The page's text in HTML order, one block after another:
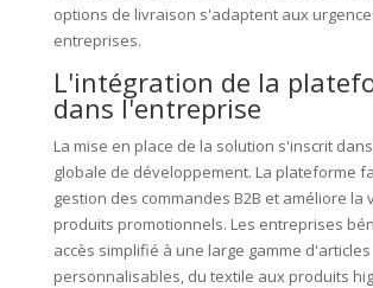
options de livraison s'adaptent aux
entreprises.
L'intégration de la
dans l'entreprise
La mise en place de la solution s'inscrit
globale de développement. La plateforme
gestion des commandes B2B et améliore la
produits promotionnels. Les entreprises
accès simplifié à une large gamme d'articles
personnalisables, du textile aux produits